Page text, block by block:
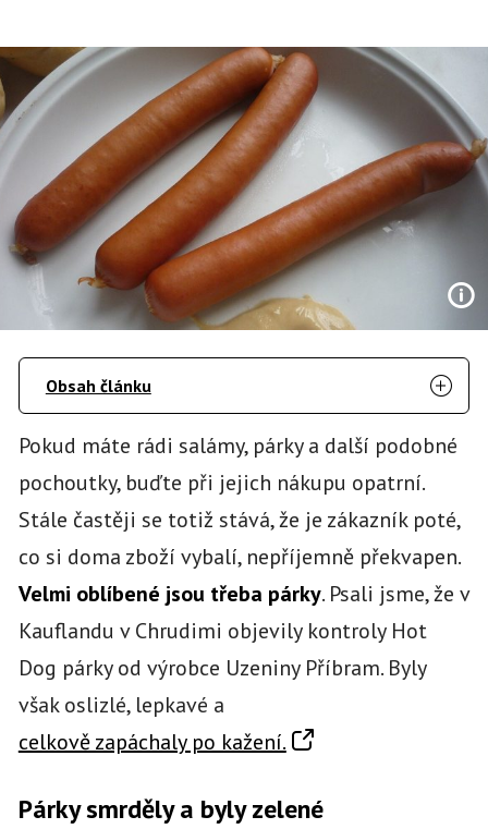
Obsah článku
Pokud máte rádi salámy, párky a další podobné
pochoutky, buďte při jejich nákupu opatrní.
Stále častěji se totiž stává, že je zákazník poté,
co si doma zboží vybalí, nepříjemně překvapen.
Velmi oblíbené jsou třeba párky. Psali jsme, že v
Kauflandu v Chrudimi objevily kontroly Hot
Dog párky od výrobce Uzeniny Příbram. Byly
však oslizlé, lepkavé a
celkově zapáchaly po kažení.
Párky smrděly a byly zelené